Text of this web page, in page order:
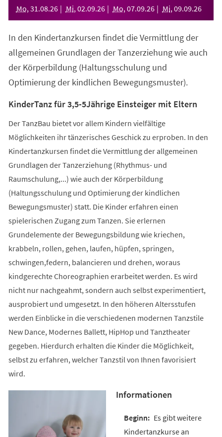
Mo, 31 .08.26 Mi, 02.09.26 Mo, 07.09.26 Mi, 09.09.26
In den Kindertanzkursen findet die Vermittlung der
allgemeinen Grundlagen der Tanzerziehung wie auch
der Körperbildung (Haltungsschulung und
Optimierung der kindlichen Bewegungsmuster).
KinderTanz für 3,5-5Jährige Einsteiger mit Eltern
Der TanzBau bietet vor allem Kindern vielfältige
Möglichkeiten ihr tänzerisches Geschick zu erproben. In den
Kindertanzkursen findet die Vermittlung der allgemeinen
Grundlagen der Tanzerziehung (Rhythmus- und
Raumschulung,...) wie auch der Körperbildung
(Haltungsschulung und Optimierung der kindlichen
Bewegungsmuster) statt. Die Kinder erfahren einen
spielerischen Zugang zum Tanzen. Sie erlernen
Grundelemente der Bewegungsbildung wie kriechen,
krabbeln, rollen, gehen, laufen, hüpfen, springen,
schwingen,federn, balancieren und drehen, woraus
kindgerechte Choreographien erarbeitet werden. Es wird
nicht nur nachgeahmt, sondern auch selbst experimentiert,
ausprobiert und umgesetzt. In den höheren Altersstufen
werden Einblicke in die verschiedenen modernen Tanzstile
New Dance, Modernes Ballett, HipHop und Tanztheater
gegeben. Hierdurch erhalten die Kinder die Möglichkeit,
selbst zu erfahren, welcher Tanzstil von Ihnen favorisiert
wird.
Informationen
Es gibt weitere
Kindertanzkurse an